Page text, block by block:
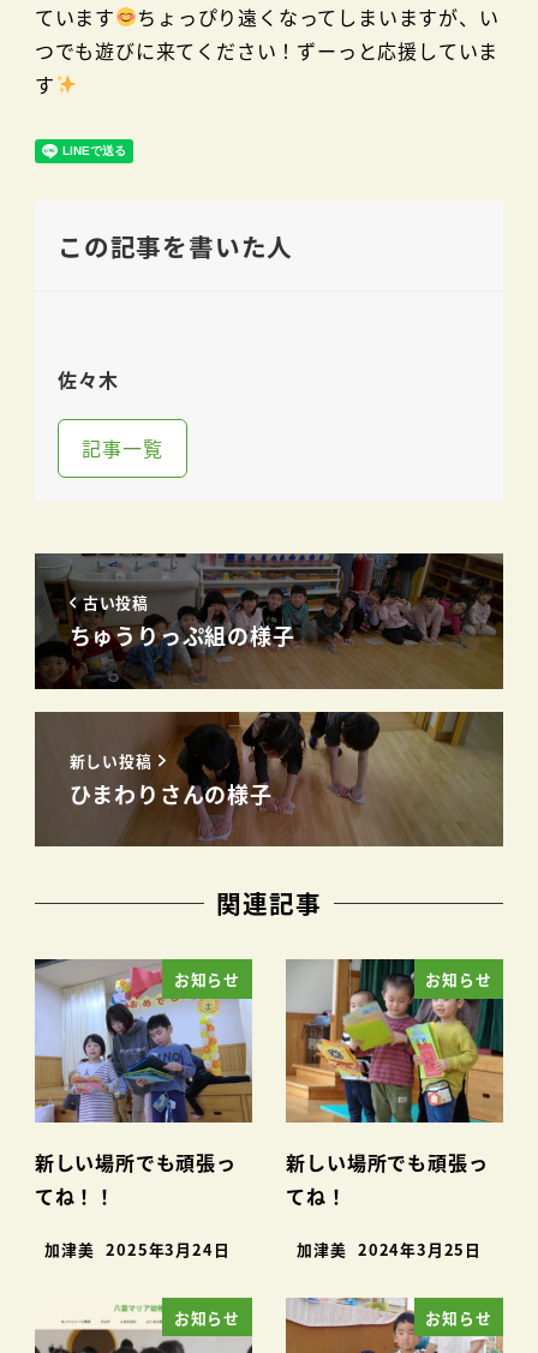
ています
ちょっぴり遠くなってしまいますが、い
つでも遊びに来てください！ずーっと応援していま
す
この記事を書いた人
佐々木
記事一覧
古い投稿
ちゅうりっぷ組の様子
新しい投稿
ひまわりさんの様子
関連記事
お知らせ
新しい場所でも頑張っ
てね！！
加津美 2025年3月24日
お知らせ
新しい場所でも頑張っ
てね！
加津美 2024年3月25日
お知らせ お知らせ